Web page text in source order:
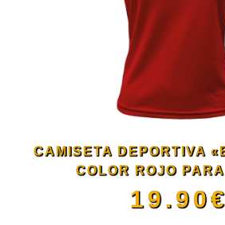
Las
se
CAMISETA DEPORTIVA
COLOR ROJO
19.90€